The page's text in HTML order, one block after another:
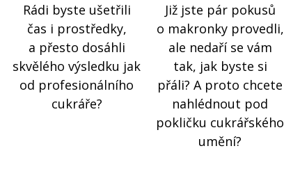
Rádi byste ušetřili
čas i prostředky,
a přesto dosáhli
skvělého výsledku jak
od profesionálního
cukráře?
Již jste pár pokusů
o makronky provedli,
ale nedaří se vám
tak, jak byste si
přáli? A proto chcete
nahlédnout pod
pokličku cukrářského
umění?